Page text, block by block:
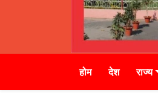
होम देश राज्य